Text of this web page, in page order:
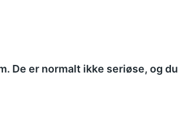
De er normalt ikke seriøse, og du